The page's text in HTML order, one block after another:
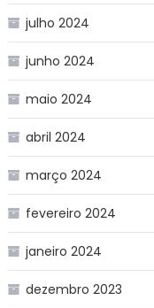
julho 2024
junho 2024
maio 2024
abril 2024
março 2024
fevereiro 2024
janeiro 2024
dezembro 2023